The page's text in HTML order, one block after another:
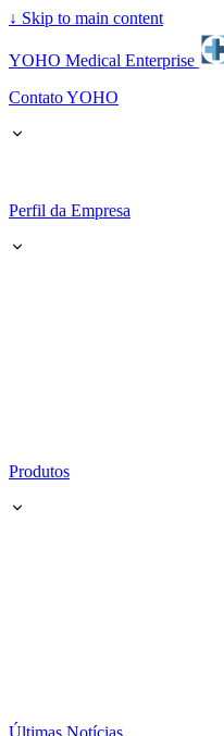
↓ Skip to main content
YOHO Medical Enterprise
Contato YOHO
Perfil da Empresa
Produtos
Últimas Notícias